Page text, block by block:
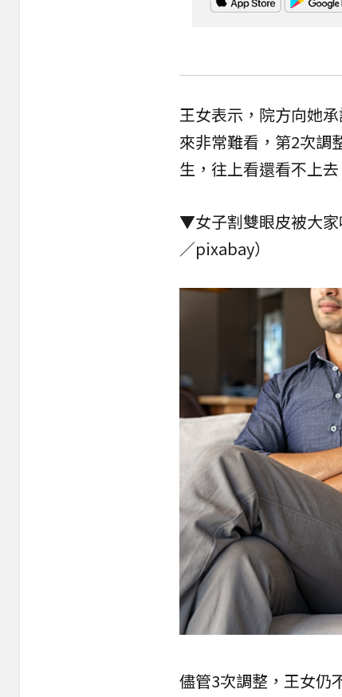
王女表示，院方向她
來非常難看，第2次調
生，往上看還看不上
▼女子割雙眼皮被大家
／pixabay）
儘管3次調整，王女仍